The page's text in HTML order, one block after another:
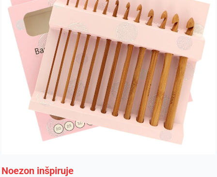
Noezon inšpiruje